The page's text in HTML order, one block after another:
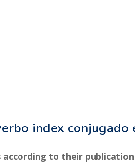
index conjugado
according to their